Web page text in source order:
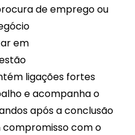
de emprego ou
em
ligações fortes
e acompanha o
após a conclusão
com o